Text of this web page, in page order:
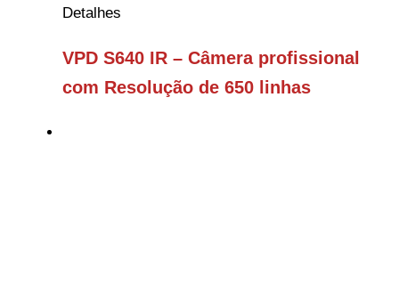
Detalhes
VPD S640 IR – Câmera profissional
com Resolução de 650 linhas